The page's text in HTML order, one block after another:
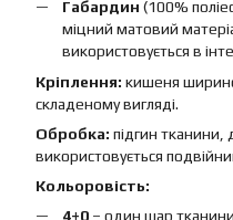
Габардин (100%
міцний матовий
використовується в
Кріплення: кишеня
складеному вигляді.
Обробка: підгин тканини,
використовується
Кольоровість:
4+0 – один шар